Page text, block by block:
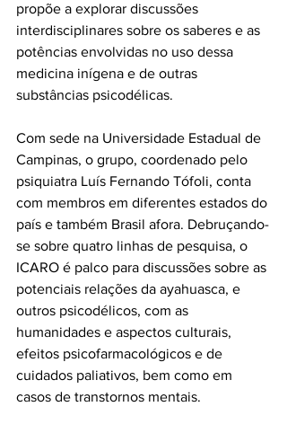
propõe a explorar discussões
interdisciplinares sobre os saberes e as
potências envolvidas no uso dessa
medicina inígena e de outras
substâncias psicodélicas.
Com sede na Universidade Estadual de
Campinas, o grupo, coordenado pelo
psiquiatra Luís Fernando Tófoli, conta
com membros em diferentes estados do
país e também Brasil afora. Debruçando-
se sobre quatro linhas de pesquisa, o
ICARO é palco para discussões sobre as
potenciais relações da ayahuasca, e
outros psicodélicos, com as
humanidades e aspectos culturais,
efeitos psicofarmacológicos e de
cuidados paliativos, bem como em
casos de transtornos mentais.